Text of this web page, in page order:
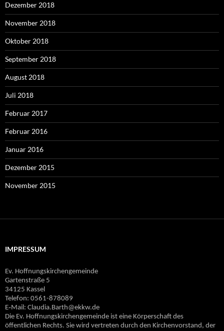
Dezember 2018
November 2018
Oktober 2018
September 2018
August 2018
Juli 2018
Februar 2017
Februar 2016
Januar 2016
Dezember 2015
November 2015
IMPRESSUM
Ev. Hoffnungskirchengemeinde
Gartenstraße 5
34125 Kassel
Telefon: 0561-878089
E‐Mail: Claudia.Barth@ekkw.de
Die Ev. Hoffnungskirchengemeinde ist eine Körperschaft des
öffentlichen Rechts. Sie wird vertreten durch den Kirchenvorstand, der